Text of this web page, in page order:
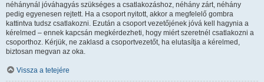
néhánynál jóváhagyás szükséges a csatlakozáshoz, néhány zárt, néhány
pedig egyenesen rejtett. Ha a csoport nyitott, akkor a megfelelő gombra
kattintva tudsz csatlakozni. Ezután a csoport vezetőjének jóvá kell hagynia a
kérelmed – ennek kapcsán megkérdezheti, hogy miért szeretnél csatlakozni a
csoporthoz. Kérjük, ne zaklasd a csoportvezetőt, ha elutasítja a kérelmed,
biztosan megvan az oka.
Vissza a tetejére